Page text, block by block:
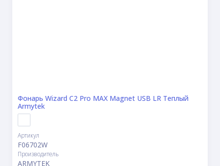
Фонарь Wizard C2 Pro MAX Magnet USB LR Теплый
Armytek
Артикул
F06702W
Производитель
ARMYTEK